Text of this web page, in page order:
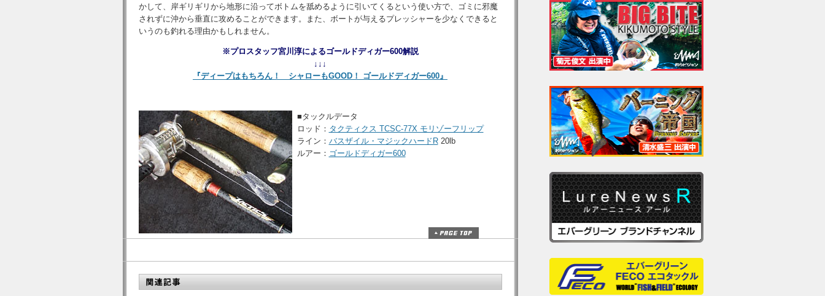
かして、岸ギリギリから地形に沿ってボトムを舐めるように引いてくるという使い方で、ゴミに邪魔
されずに沖から垂直に攻めることができます。また、ボートが与えるプレッシャーを少なくできると
いうのも釣れる理由かもしれません。
※プロスタッフ宮川淳によるゴールドディガー600解説
↓↓↓
『ディープはもちろん！ シャローもGOOD！ ゴールドディガー600』
■タックルデータ
ロッド： タクティクス TCSC-77X モリゾーフリップ
ライン： バスザイル・マジックハードR20lb
ルアー： ゴールドディガー600